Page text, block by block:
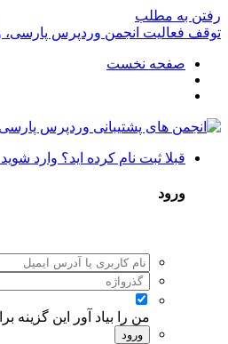
رفتن به مطلب
توقف فعالیت انجمن وردپرس پارسی،
صفحه نخست
قبلا ثبت نام کرده اید؟ وارد شوید
ورود
من را بیاد آور این گزینه
ورود